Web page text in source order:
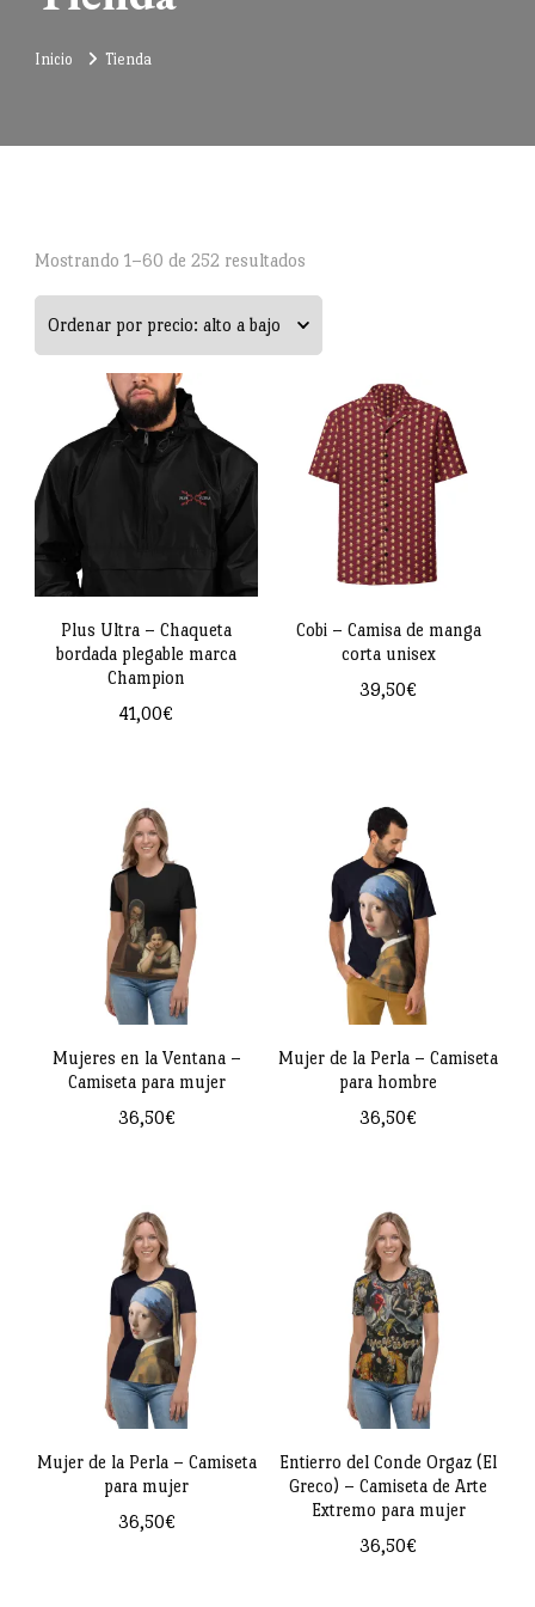
Inicio Tienda
Mostrando 1–60 de 252 resultados
por
precio:
alto
bajo
Plus Ultra – Chaqueta
bordada plegable marca
Champion
41,00€
tiene
múltiples
variantes.
Las
opciones
se
pueden
elegir
en
de
producto
Cobi – Camisa de manga
corta unisex
39,50€
tiene
múltiples
variantes.
Las
opciones
se
pueden
elegir
de
producto
Mujeres en la Ventana –
Camiseta para mujer
36,50€
tiene
múltiples
variantes.
Las
opciones
se
pueden
elegir
en
Mujer de la Perla – Camiseta
para hombre
36,50€
tiene
múltiples
variantes.
Las
opciones
se
pueden
elegir
Mujer de la Perla – Camiseta
para mujer
36,50€
Entierro del Conde Orgaz (El
Greco) – Camiseta de Arte
Extremo para mujer
36,50€